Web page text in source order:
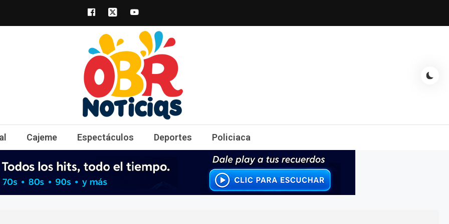
obrnoticias.com
obr noticias noticias, entretenimiento y espectáculos, entrevistas con famosos, showbizz, podcast, chismes y
Cajeme Espectáculos Deportes Policiaca